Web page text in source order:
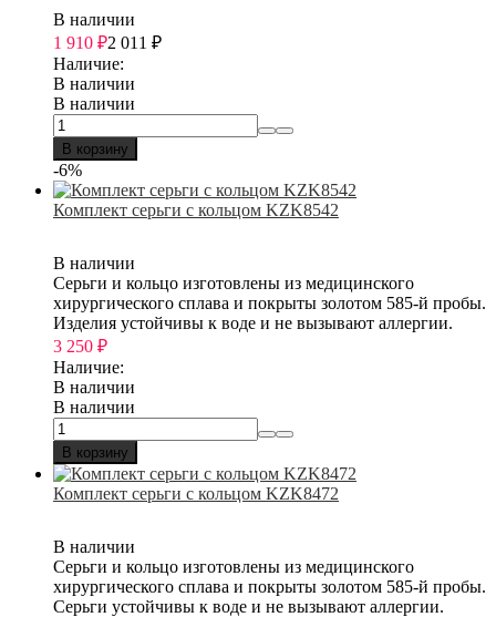
В наличии
1 910 ₽2 011 ₽
Наличие:
В наличии
В наличии
В корзину
-6%
Комплект серьги с кольцом KZK8542
В наличии
Серьги и кольцо изготовлены из медицинского
хирургического сплава и покрыты золотом 585-й пробы.
Изделия устойчивы к воде и не вызывают аллергии.
3 250 ₽
Наличие:
В наличии
В наличии
В корзину
Комплект серьги с кольцом KZK8472
В наличии
Серьги и кольцо изготовлены из медицинского
хирургического сплава и покрыты золотом 585-й пробы.
Серьги устойчивы к воде и не вызывают аллергии.